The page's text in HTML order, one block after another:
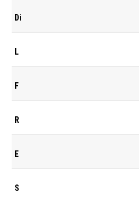
Di
L
F
R
E
S